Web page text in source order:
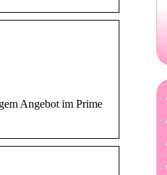
Angebot im Prime